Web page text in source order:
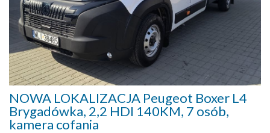
NOWA LOKALIZACJA Peugeot Boxer L4
Brygadówka, 2,2 HDI 140KM, 7 osób,
kamera cofania